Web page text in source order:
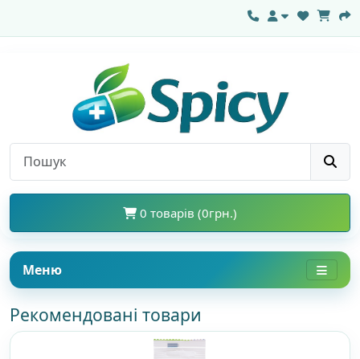
0 товарів (0грн.)
Меню
Рекомендовані товари